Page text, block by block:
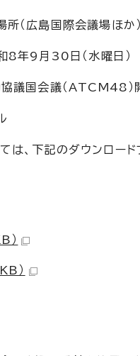
（広島国際会議場ほか）
年9月30日（水曜日）
国会議（ATCM48）
、下記のダウンロード
）
）